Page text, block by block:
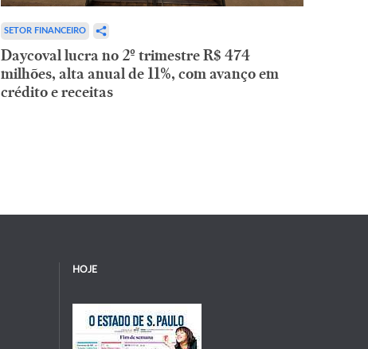
SETOR FINANCEIRO
Daycoval lucra no 2º trimestre R$ 474
milhões, alta anual de 11%, com avanço em
crédito e receitas
HOJE